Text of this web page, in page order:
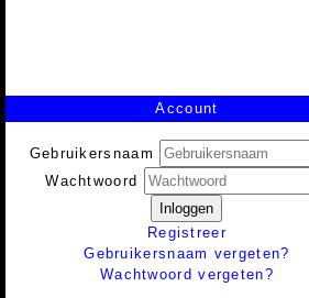
Account
Gebruikersnaam
Wachtwoord
Inloggen
Registreer
Gebruikersnaam vergeten?
Wachtwoord vergeten?